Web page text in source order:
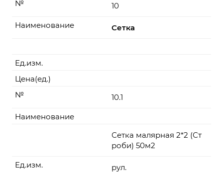
10
№
Сетка
Наименование
Ед.изм.
Цена(ед.)
10.1
№
Наименование
Сетка малярная 2*2 (Ст
роби) 50м2
рул.
Ед.изм.